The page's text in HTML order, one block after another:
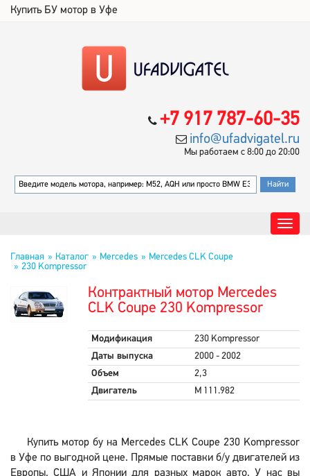
Купить БУ мотор в Уфе
+7 917 787-60-35
info@ufadvigatel.ru
Мы работаем с 8:00 до 20:00
Главная Каталог Mercedes
Mercedes CLK Coupe
230 Kompressor
Контрактный мотор Mercedes
CLK Coupe 230 Kompressor
Модификация
230 Kompressor
Даты выпуска
2000 - 2002
Объем
2,3
Двигатель
M 111.982
Купить мотор бу на Mercedes CLK Coupe 230 Kompressor
в Уфе по выгодной цене. Прямые поставки б/у двигателей из
Европы, США и Японии для разных марок авто. У нас вы